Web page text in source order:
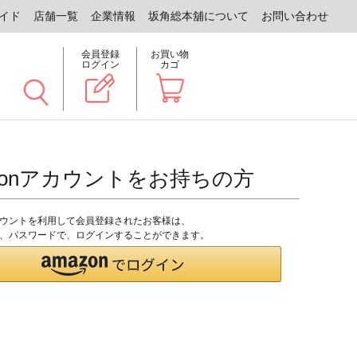
ド 店舗一覧 企業情報 坂角総本舖について お問い合わせ
会員登録
ログイン
お買い物
カゴ
アカウントをお持ちの方
ントを利用して会員登録されたお客様は、
パスワードで、ログインすることができます。